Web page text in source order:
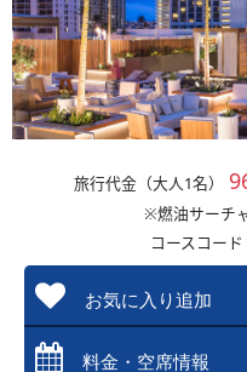
旅行代金（大人1名）
※燃油サーチ
コースコー
お気に入り追加
料金・空席情報